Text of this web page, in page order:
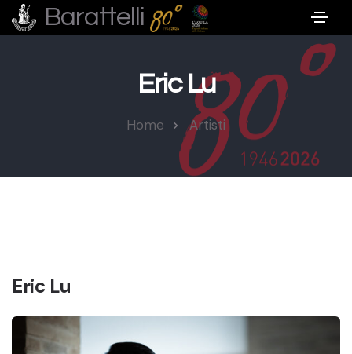
Barattelli
Eric Lu
Home Artisti
Eric Lu